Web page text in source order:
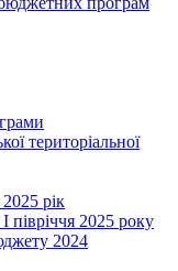
територіальної
рік
півріччя 2025 року
2024